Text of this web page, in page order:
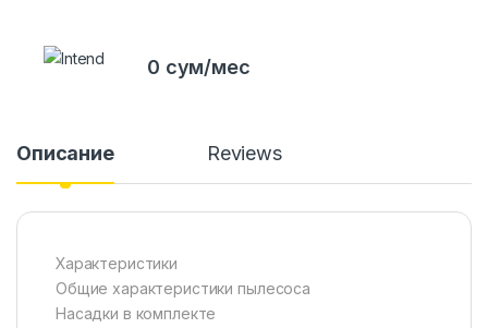
0 сум/мес
Описание Reviews
Характеристики
Общие характеристики пылесоса
Насадки в комплекте